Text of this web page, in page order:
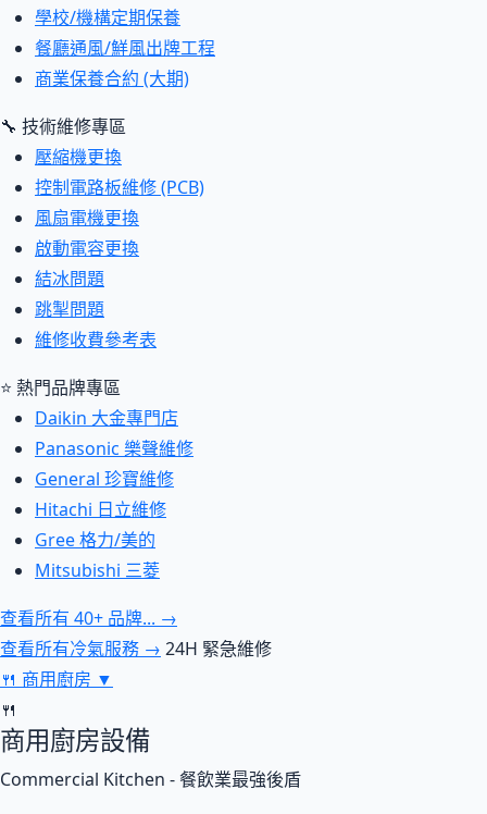
學校/機構定期保養
餐廳通風/鮮風出牌工程
商業保養合約 (大期)
🔧 技術維修專區
壓縮機更換
控制電路板維修 (PCB)
風扇電機更換
啟動電容更換
結冰問題
跳掣問題
維修收費參考表
⭐ 熱門品牌專區
Daikin 大金專門店
Panasonic 樂聲維修
General 珍寶維修
Hitachi 日立維修
Gree 格力/美的
Mitsubishi 三菱
查看所有 40+ 品牌... →
查看所有冷氣服務 → 24H 緊急維修
🍴 商用廚房 ▼
🍴
商用廚房設備
Commercial Kitchen - 餐飲業最強後盾